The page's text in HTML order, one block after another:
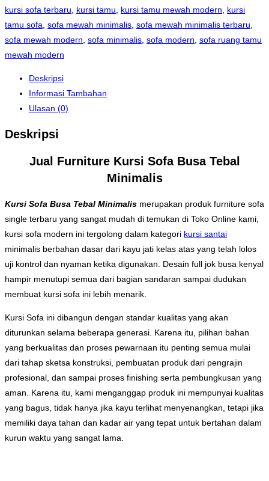
kursi sofa terbaru
kursi tamu kursi tamu mewah modern
kursi
tamu sofa sofa mewah minimalis sofa mewah minimalis terbaru
sofa mewah modern sofa minimalis sofa modern sofa ruang tamu
mewah modern
Deskripsi
Informasi Tambahan
Ulasan (0)
Deskripsi
Jual Furniture Kursi Sofa Busa Tebal
Minimalis
Kursi Sofa Busa Tebal Minimalis merupakan produk furniture sofa
single terbaru yang sangat mudah di temukan di Toko Online kami,
kursi sofa modern ini tergolong dalam kategori kursi santai
minimalis berbahan dasar dari kayu jati kelas atas yang telah lolos
uji kontrol dan nyaman ketika digunakan. Desain full jok busa kenyal
hampir menutupi semua dari bagian sandaran sampai dudukan
membuat kursi sofa ini lebih menarik.
Kursi Sofa ini dibangun dengan standar kualitas yang akan
diturunkan selama beberapa generasi. Karena itu, pilihan bahan
yang berkualitas dan proses pewarnaan itu penting semua mulai
dari tahap sketsa konstruksi, pembuatan produk dari pengrajin
profesional, dan sampai proses finishing serta pembungkusan yang
aman. Karena itu, kami menganggap produk ini mempunyai kualitas
yang bagus, tidak hanya jika kayu terlihat menyenangkan, tetapi jika
memiliki daya tahan dan kadar air yang tepat untuk bertahan dalam
kurun waktu yang sangat lama.